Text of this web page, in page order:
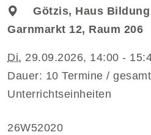
Götzis, Haus
Garnmarkt 12, Raum 206
Di. 29.09.2026, 14:00 -
Dauer: 10 Termine /
Unterrichtseinheiten
26W52020